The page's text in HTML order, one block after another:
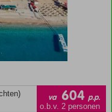
va 604 p.p.
o.b.v. 2 personen